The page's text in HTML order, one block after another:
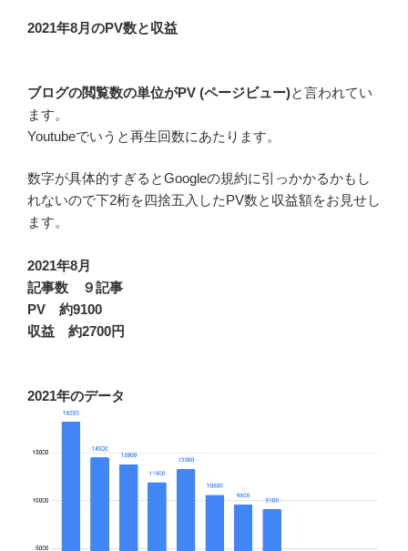
2021年8月のPV数と収益
ブログの閲覧数の単位がPV (ページビュー)と言われてい
ます。
Youtubeでいうと再生回数にあたります。
数字が具体的すぎるとGoogleの規約に引っかかるかもし
れないので下2桁を四捨五入したPV数と収益額をお見せし
ます。
2021年8月
記事数 ９記事
PV 約9100
収益 約2700円
2021年のデータ